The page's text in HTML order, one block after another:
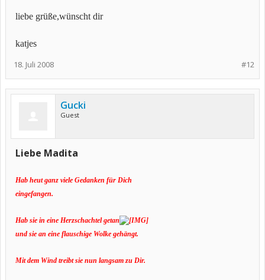
liebe grüße,wünscht dir
katjes
#12
18. Juli 2008
Gucki
Guest
Liebe Madita
Hab heut ganz viele Gedanken für Dich
eingefangen.
Hab sie in eine Herzschachtel getan
und sie an eine flauschige Wolke gehängt.
Mit dem Wind treibt sie nun langsam zu Dir.